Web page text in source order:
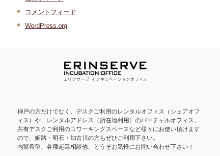
コメントフィード
WordPress.org
神戸の方だけでなく、デスクご利用のレンタルオフィス（シェアオフ
ィス）や、レンタルアドレス（所在地利用）のバーチャルオフィス、
共有デスクご利用のコワーキングスペースなど様々にお使い頂けます
ので、姫路・明石・加古川の方もぜひご利用下さい。
内覧希望、各種起業相談他、どうぞお気軽にお問い合わせ下さい！